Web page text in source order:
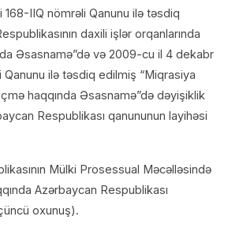
168-IIQ nömrəli Qanunu ilə təsdiq
daxili işlər orqanlarında
Əsasnamə”də və 2009-cu il 4 dekabr
ilə təsdiq edilmiş “Miqrasiya
haqqında Əsasnamə”də dəyişiklik
Respublikası qanununun layihəsi
Mülki Prosessual Məcəlləsində
Azərbaycan Respublikası
oxunuş).